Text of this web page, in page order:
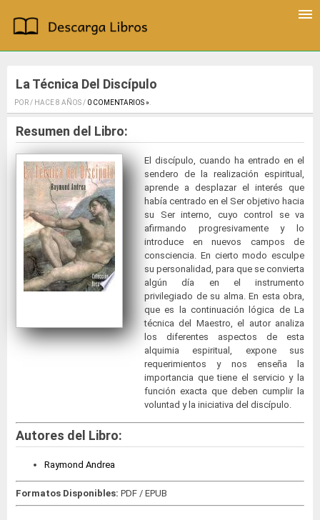
La Técnica Del Discípulo
POR / HACE 8 AÑOS / 0 COMENTARIOS ».
Resumen del Libro:
El discípulo, cuando ha entrado en el
sendero de la realización espiritual,
aprende a desplazar el interés que
había centrado en el Ser objetivo hacia
su Ser interno, cuyo control se va
afirmando progresivamente y lo
introduce en nuevos campos de
consciencia. En cierto modo esculpe
su personalidad, para que se convierta
algún día en el instrumento
privilegiado de su alma. En esta obra,
que es la continuación lógica de La
técnica del Maestro, el autor analiza
los diferentes aspectos de esta
alquimia espiritual, expone sus
requerimientos y nos enseña la
importancia que tiene el servicio y la
función exacta que deben cumplir la
voluntad y la iniciativa del discípulo.
Autores del Libro:
Raymond Andrea
Formatos Disponibles: PDF / EPUB